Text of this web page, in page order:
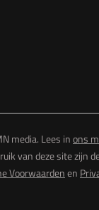
media. Lees inons
van deze site zijn
Voorwaardenen